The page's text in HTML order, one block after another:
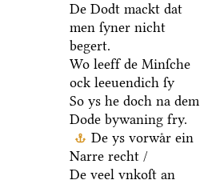
De Dodt mackt dat
men ſyner nicht
begert.
Wo leeff de Minſche
ock leeuendich ſy
So ys he doch na dem
Dode bywaning fry.
De ys vorwaͤr ein
Narre recht /
De veel vnkoſt an